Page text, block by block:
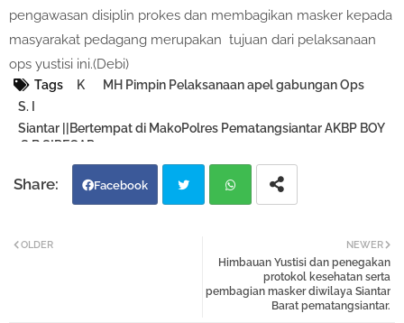
pengawasan disiplin prokes dan membagikan masker kepada
masyarakat pedagang merupakan tujuan dari pelaksanaan
ops yustisi ini.(Debi)
Tags K
MH Pimpin Pelaksanaan apel gabungan Ops
S. I
Siantar ||Bertempat di MakoPolres Pematangsiantar AKBP BOY
.S.B.SIREGAR
Facebook
atsa
NEWER
Himbauan Yustisi dan penegakan
protokol kesehatan serta
pembagian masker diwilaya Siantar
Barat pematangsiantar.
OLDER